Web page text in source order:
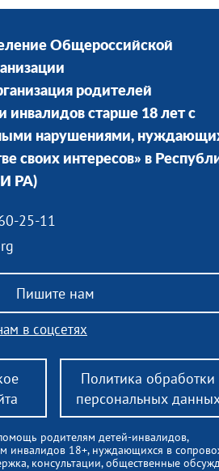
Общероссийской
родителей
инвалидов старше 18 лет с
нарушениями,
своих интересов» в
РА)
25-11
Пишите нам
родителям детей-инвалидов,
инвалидов 18+, нуждающихся в
консультации, общественные
в соцсетях
Политика обработки
персональных